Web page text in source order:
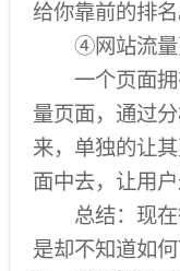
给你靠前的排名
④网站流量
一个页面拥
量页面，通过
来，单独的让
面中去，让用
总结：现在
是却不知道如